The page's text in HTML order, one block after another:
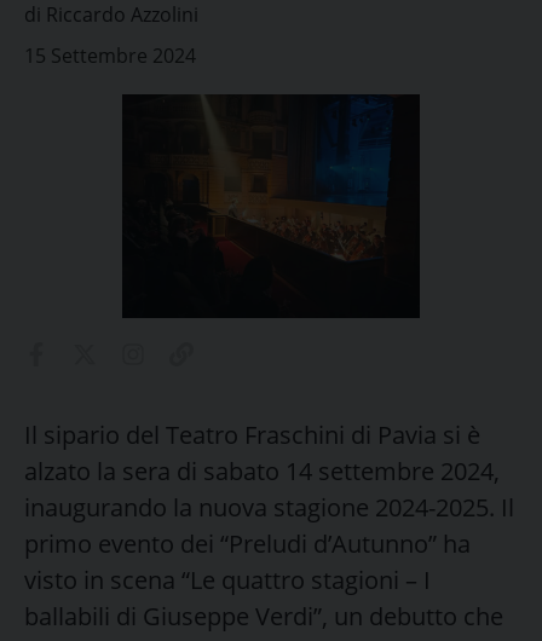
di Riccardo Azzolini
15 Settembre 2024
Il sipario del Teatro Fraschini di Pavia si è
alzato la sera di sabato 14 settembre 2024,
inaugurando la nuova stagione 2024-2025. Il
primo evento dei “Preludi d’Autunno” ha
visto in scena “Le quattro stagioni – I
ballabili di Giuseppe Verdi”, un debutto che